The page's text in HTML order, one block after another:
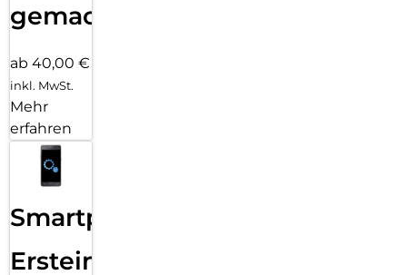
gemacht!
ab 40,00 €
inkl. MwSt.
Mehr
erfahren
Smartphone
Ersteinrichtung